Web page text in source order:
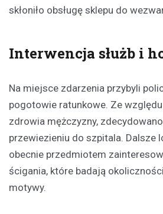
skłoniło obsługę sklepu do
Interwencja służb i
Na miejsce zdarzenia przybyli
pogotowie ratunkowe. Ze
zdrowia mężczyzny,
przewiezieniu do szpitala. Dalsze
obecnie przedmiotem
ścigania, które badają
motywy.